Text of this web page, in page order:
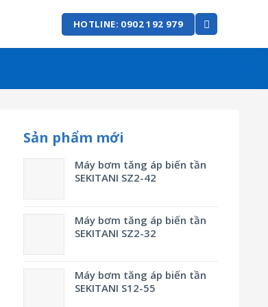
HOTLINE: 0902 192 979
Sản phẩm mới
Máy bơm tăng áp biến tần
SEKITANI SZ2-42
Máy bơm tăng áp biến tần
SEKITANI SZ2-32
Máy bơm tăng áp biến tần
SEKITANI S12-55